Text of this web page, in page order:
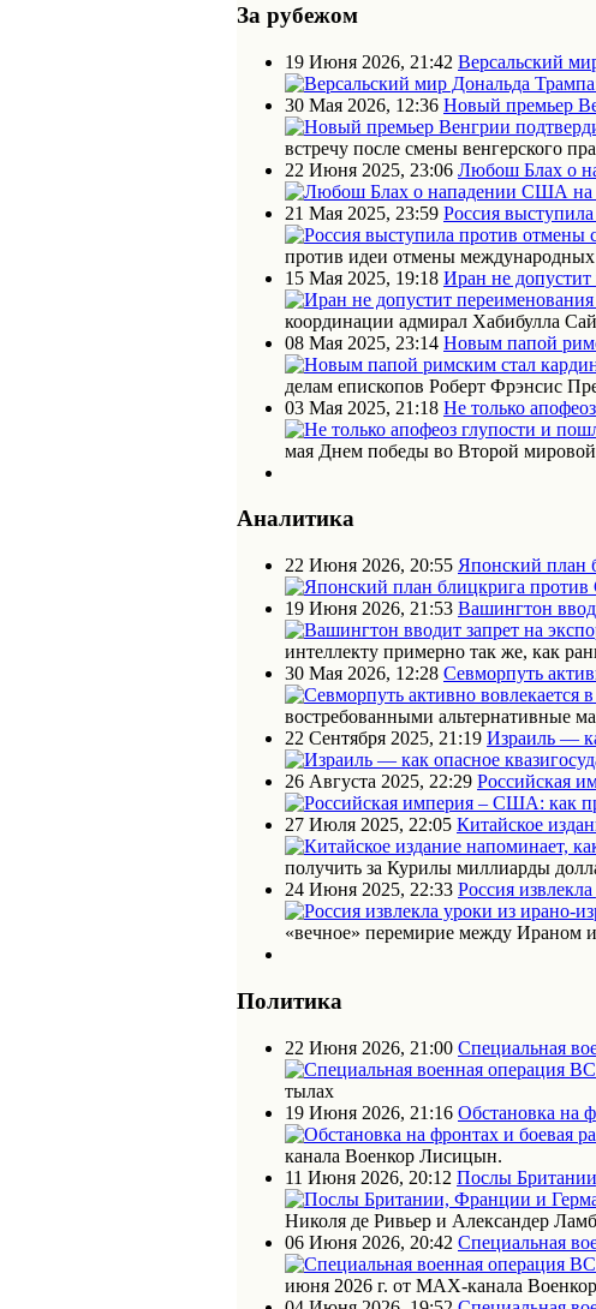
За рубежом
19 Июня 2026, 21:42 Версальский
30 Мая 2026, 12:36 Новый премьер
встречу после смены венгерского
22 Июня 2025, 23:06 Любош Блах о
21 Мая 2025, 23:59 Россия
против идеи отмены
15 Мая 2025, 19:18 Иран не допустит
координации адмирал Хабибулла
08 Мая 2025, 23:14 Новым папой
делам епископов Роберт Фрэнсис
03 Мая 2025, 21:18 Не только
мая Днем победы во Второй
Аналитика
22 Июня 2026, 20:55 Японский план
19 Июня 2026, 21:53 Вашингтон
интеллекту примерно так же, как
30 Мая 2026, 12:28 Севморпуть
востребованными альтернативные
22 Сентября 2025, 21:19 Израиль —
26 Августа 2025, 22:29 Российская
27 Июля 2025, 22:05 Китайское
получить за Курилы миллиарды
24 Июня 2025, 22:33 Россия
«вечное» перемирие между Ираном
Политика
22 Июня 2026, 21:00 Специальная
тылах
19 Июня 2026, 21:16 Обстановка на
канала Военкор Лисицын.
11 Июня 2026, 20:12 Послы
Николя де Ривьер и Александер
06 Июня 2026, 20:42 Специальная
июня 2026 г. от МАХ-канала